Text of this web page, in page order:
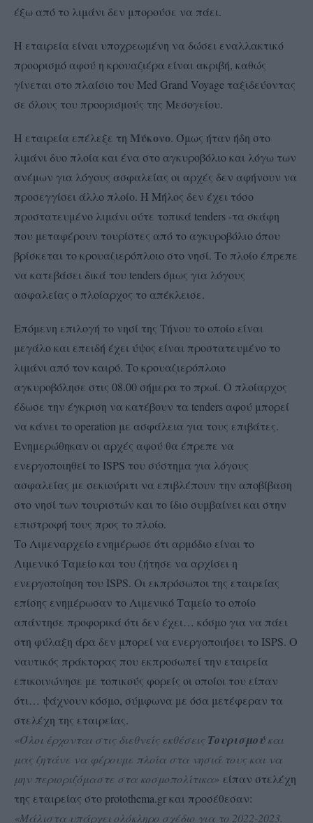
έξω από το λιμάνι δεν μπορούσε να πάει.
Η εταιρεία είναι υποχρεωμένη να δώσει εναλλακτικό
προορισμό αφού η κρουαζιέρα είναι ακριβή, καθώς
γίνεται στο πλαίσιο του Med Grand Voyage ταξιδεύοντας
σε όλους του προορισμούς της Μεσογείου.
Η εταιρεία επέλεξε τη Μύκονο. Όμως ήταν ήδη στο
λιμάνι δυο πλοία και ένα στο αγκυροβόλιο και λόγω των
ανέμων για λόγους ασφαλείας οι αρχές δεν αφήνουν να
προσεγγίσει άλλο πλοίο. Η Μήλος δεν έχει τόσο
προστατευμένο λιμάνι ούτε τοπικά tenders -τα σκάφη
που μεταφέρουν τουρίστες από το αγκυροβόλιο όπου
βρίσκεται το κρουαζιερόπλοιο στο νησί. Το πλοίο έπρεπε
να κατεβάσει δικά του tenders όμως για λόγους
ασφαλείας ο πλοίαρχος το απέκλεισε.
Επόμενη επιλογή το νησί της Τήνου το οποίο είναι
μεγάλο και επειδή έχει ύψος είναι προστατευμένο το
λιμάνι από τον καιρό. Το κρουαζιερόπλοιο
αγκυροβόλησε στις 08.00 σήμερα το πρωί. Ο πλοίαρχος
έδωσε την έγκριση να κατέβουν τα tenders αφού μπορεί
να κάνει το operation με ασφάλεια για τους επιβάτες.
Ενημερώθηκαν οι αρχές αφού θα έπρεπε να
ενεργοποιηθεί το ISPS του σύστημα για λόγους
ασφαλείας με σεκιούριτι να επιβλέπουν την αποβίβαση
στο νησί των τουριστών και το ίδιο συμβαίνει και στην
επιστροφή τους προς το πλοίο.
Το Λιμεναρχείο ενημέρωσε ότι αρμόδιο είναι το
Λιμενικό Ταμείο και του ζήτησε να αρχίσει η
ενεργοποίηση του ISPS. Οι εκπρόσωποι της εταιρείας
επίσης ενημέρωσαν το Λιμενικό Ταμείο το οποίο
απάντησε προφορικά ότι δεν έχει… κόσμο για να πάει
στη φύλαξη άρα δεν μπορεί να ενεργοποιήσει το ISPS. Ο
ναυτικός πράκτορας που εκπροσωπεί την εταιρεία
επικοινώνησε με τοπικούς φορείς οι οποίοι του είπαν
ότι… ψάχνουν κόσμο, σύμφωνα με όσα μετέφεραν τα
στελέχη της εταιρείας.
«Όλοι έρχονται στις διεθνείς εκθέσεις Τουρισμού και
μας ζητάνε να φέρουμε πλοία στα νησιά τους και να
μην περιοριζόμαστε στα κοσμοπολίτικα» είπαν στελέχη
της εταιρείας στο protothema.gr και προσέθεσαν:
«Μάλιστα υπάρχει ολόκληρο σχέδιο για το 2022-2023.